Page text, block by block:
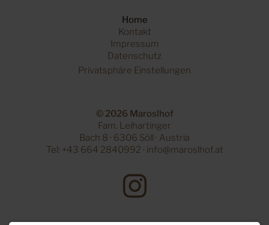
Navigation
überspringen
Home
Kontakt
Impressum
Datenschutz
Privatsphäre Einstellungen
© 2026 Maroslhof
Fam. Leihartinger
Bach 8 · 6306 Söll · Austria
Tel: +43 664 2840992 · info@maroslhof.at